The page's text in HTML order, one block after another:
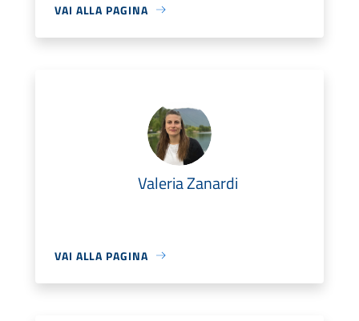
VAI ALLA PAGINA
Valeria Zanardi
VAI ALLA PAGINA